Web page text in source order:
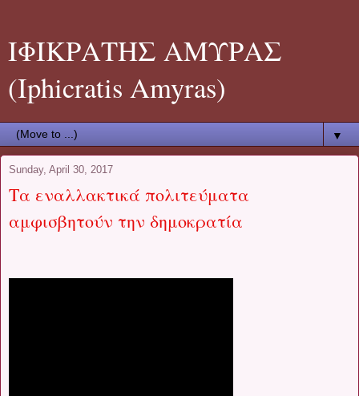
ΙΦΙΚΡΑΤΗΣ ΑΜΥΡΑΣ
(Iphicratis Amyras)
▼
Sunday, April 30, 2017
Τα εναλλακτικά πολιτεύματα
αμφισβητούν την δημοκρατία